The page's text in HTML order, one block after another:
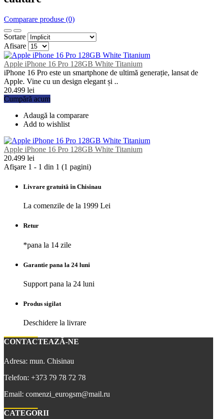
Comparare produse (0)
Sortare
Afisare
Apple iPhone 16 Pro 128GB White Titanium
iPhone 16 Pro este un smartphone de ultimă generație, lansat de
Apple. Vine cu un design elegant și ..
20.499 lei
Cumpără acum
Adaugă la comparare
Add to wishlist
Apple iPhone 16 Pro 128GB White Titanium
20.499 lei
Afişare 1 - 1 din 1 (1 pagini)
Livrare gratuită în Chisinau
La comenzile de la 1999 Lei
Retur
*pana la 14 zile
Garantie pana la 24 luni
Support pana la 24 luni
Produs sigilat
Deschidere la livrare
CONTACTEAZĂ-NE
Adresa: mun. Chisinau
Telefon: +373 79 78 72 78
Email: comenzi_eurogsm@mail.ru
CATEGORII